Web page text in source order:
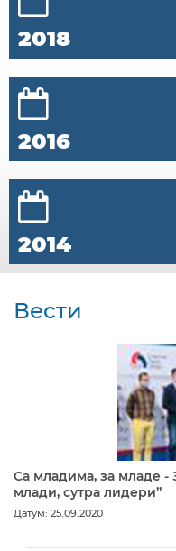
2018
2016
2014
Вести
Са младима, за младе -
млади, сутра лидери”
Датум: 25.09.2020